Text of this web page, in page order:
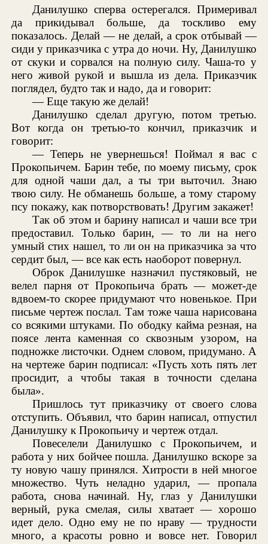
Данилушко сперва остерегался. Примеривал
да прикидывал больше, да тоскливо ему
показалось. Делай — не делай, а срок отбывай —
сиди у приказчика с утра до ночи. Ну, Данилушко
от скуки и сорвался на полную силу. Чаша-то у
него живой рукой и вышла из дела. Приказчик
поглядел, будто так и надо, да и говорит:
— Еще такую же делай!
Данилушко сделал другую, потом третью.
Вот когда он третью-то кончил, приказчик и
говорит:
— Теперь не увернешься! Поймал я вас с
Прокопьичем. Барин тебе, по моему письму, срок
для одной чаши дал, а ты три выточил. Знаю
твою силу. Не обманешь больше, а тому старому
псу покажу, как потворствовать! Другим закажет!
Так об этом и барину написал и чаши все три
предоставил. Только барин, — то ли на него
умный стих нашел, то ли он на приказчика за что
сердит был, — все как есть наоборот повернул.
Оброк Данилушке назначил пустяковый, не
велел парня от Прокопьича брать — может-де
вдвоем-то скорее придумают что новенькое. При
письме чертеж послал. Там тоже чаша нарисована
со всякими штуками. По ободку кайма резная, на
поясе лента каменная со сквозным узором, на
подножке листочки. Однем словом, придумано. А
на чертеже барин подписал: «Пусть хоть пять лет
просидит, а чтобы такая в точности сделана
была».
Пришлось тут приказчику от своего слова
отступить. Объявил, что барин написал, отпустил
Данилушку к Прокопьичу и чертеж отдал.
Повеселели Данилушко с Прокопьичем, и
работа у них бойчее пошла. Данилушко вскоре за
ту новую чашу принялся. Хитрости в ней многое
множество. Чуть неладно ударил, — пропала
работа, снова начинай. Ну, глаз у Данилушки
верный, рука смелая, силы хватает — хорошо
идет дело. Одно ему не по нраву — трудности
много, а красоты ровно и вовсе нет. Говорил